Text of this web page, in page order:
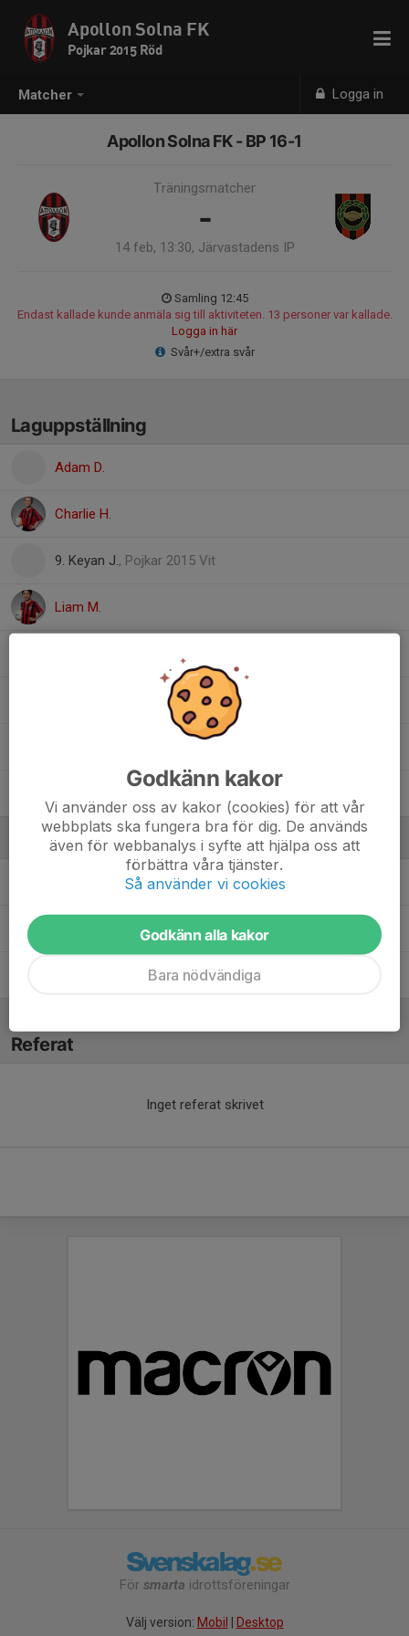
Matcher Logga in
Apollon Solna FK
Pojkar 2015 Röd
Apollon Solna FK - BP 16-1
Träningsmatcher
-
14 feb, 13:30, Järvastadens IP
Samling 12:45
Endast kallade kunde anmäla sig till aktiviteten. 13 personer var kallade.
Logga in här
Svår+/extra svår
Laguppställning
Adam D.
Charlie H.
9. Keyan J., Pojkar 2015 Vit
Liam M.
Ledare
Kim Fai KokTränare
Mathias AnderssonTränare
Vladimir CvorovicTränare
Referat
Inget referat skrivet
För smarta idrottsföreningar
Välj version: Mobil Desktop
Godkänn kakor
Vi använder oss av kakor (cookies) för att vår
webbplats ska fungera bra för dig. De används
även för webbanalys i syfte att hjälpa oss att
förbättra våra tjänster.
Så använder vi cookies
Godkänn alla kakor
Bara nödvändiga